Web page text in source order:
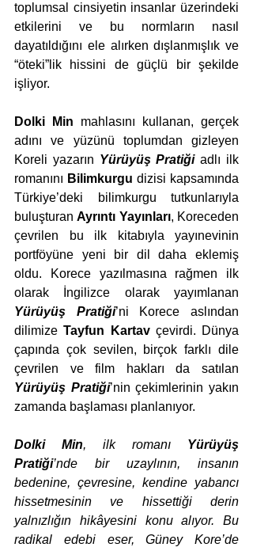
toplumsal cinsiyetin insanlar üzerindeki
etkilerini ve bu normların nasıl
dayatıldığını ele alırken dışlanmışlık ve
“öteki”lik hissini de güçlü bir şekilde
işliyor.
Dolki Min mahlasını kullanan, gerçek
adını ve yüzünü toplumdan gizleyen
Koreli yazarın Yürüyüş Pratiği adlı ilk
romanını Bilimkurgu dizisi kapsamında
Türkiye’deki bilimkurgu tutkunlarıyla
buluşturan Ayrıntı Yayınları, Koreceden
çevrilen bu ilk kitabıyla yayınevinin
portföyüne yeni bir dil daha eklemiş
oldu. Korece yazılmasına rağmen ilk
Yürüyüş Pratiği’ni Korece aslından
dilimize Tayfun Kartav çevirdi. Dünya
çapında çok sevilen, birçok farklı dile
Yürüyüş Pratiği’nin çekimlerinin yakın
zamanda başlaması planlanıyor.
Dolki Min, ilk romanı Yürüyüş
Pratiği’nde bir uzaylının, insanın
bedenine, çevresine, kendine yabancı
hissetmesinin ve hissettiği derin
yalnızlığın hikâyesini konu alıyor. Bu
radikal edebi eser, Güney Kore’de